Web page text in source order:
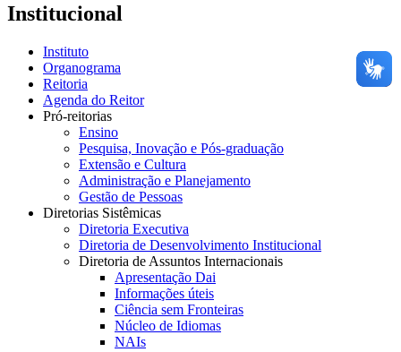
Institucional
Instituto
Organograma
Reitoria
Agenda do Reitor
Pró-reitorias
Ensino
Pesquisa, Inovação e Pós-graduação
Extensão e Cultura
Administração e Planejamento
Gestão de Pessoas
Diretorias Sistêmicas
Diretoria Executiva
Diretoria de Desenvolvimento Institucional
Diretoria de Assuntos Internacionais
Apresentação Dai
Informações úteis
Ciência sem Fronteiras
Núcleo de Idiomas
NAIs